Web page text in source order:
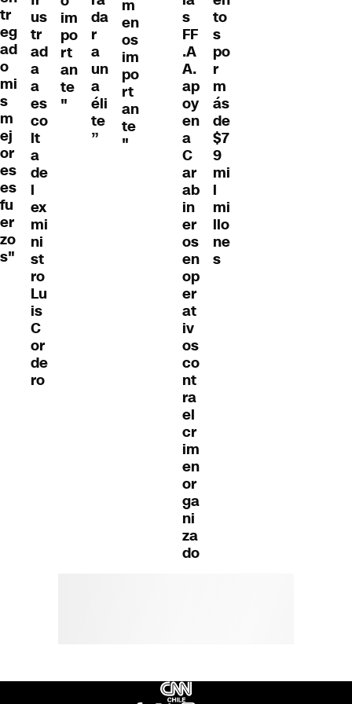
tr
eg
ad
o
mi
s
m
ej
or
es
es
fu
er
zo
s"
us
tr
ad
a
a
es
co
lt
a
de
l
ex
mi
ni
st
ro
Lu
is
C
or
de
ro
im
po
rt
an
te
"
da
r
a
un
a
éli
te
”
m
en
os
im
po
rt
an
te
"
s
FF
.A
A.
ap
oy
en
a
C
ar
ab
in
er
os
en
op
er
at
iv
os
co
nt
ra
el
cr
im
en
or
ga
ni
za
do
to
s
po
r
m
ás
de
$7
9
mi
l
mi
llo
ne
s